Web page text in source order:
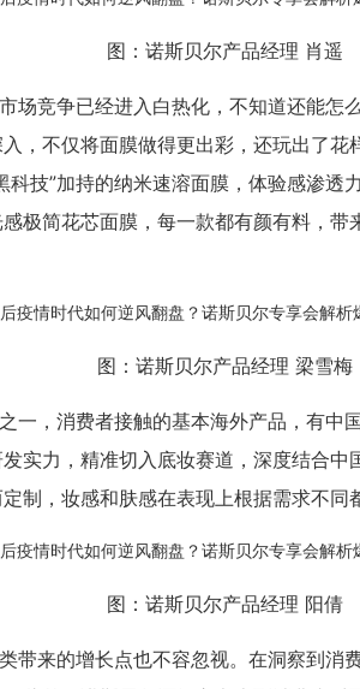
图：诺斯贝尔产品经理 肖遥
场竞争已经进入白热化，不知道还能怎
，不仅将面膜做得更出彩，还玩出了
技”加持的纳米速溶面膜，体验感渗透
极简花芯面膜，每一款都有颜有料，
图：诺斯贝尔产品经理 梁雪梅
一，消费者接触的基本海外产品，有中
实力，精准切入底妆赛道，深度结合
制，妆感和肤感在表现上根据需求不同
图：诺斯贝尔产品经理 阳倩
带来的增长点也不容忽视。在洞察到消